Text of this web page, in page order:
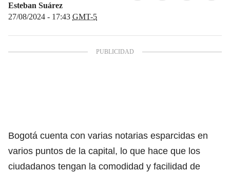
Esteban Suárez
27/08/2024 - 17:43 GMT-5
Bogotá cuenta con varias notarias esparcidas en
varios puntos de la capital, lo que hace que los
ciudadanos tengan la comodidad y facilidad de